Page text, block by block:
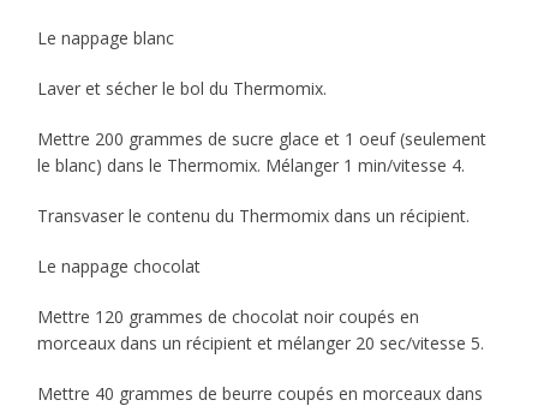
Le nappage blanc
Laver et sécher le bol du Thermomix.
Mettre 200 grammes de sucre glace et 1 oeuf (seulement
le blanc) dans le Thermomix. Mélanger 1 min/vitesse 4.
Transvaser le contenu du Thermomix dans un récipient.
Le nappage chocolat
Mettre 120 grammes de chocolat noir coupés en
morceaux dans un récipient et mélanger 20 sec/vitesse 5.
Mettre 40 grammes de beurre coupés en morceaux dans